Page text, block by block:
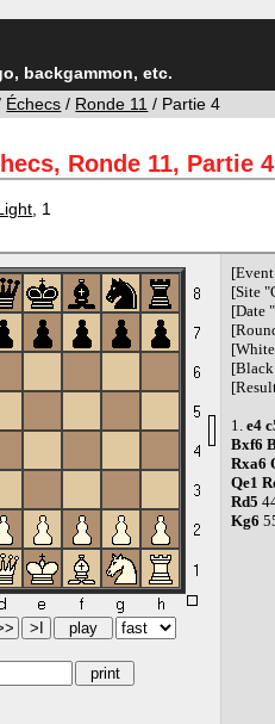
backgammon, etc.
Échecs / Ronde 11 / Partie 4
Ronde 11, Partie 4
, 1